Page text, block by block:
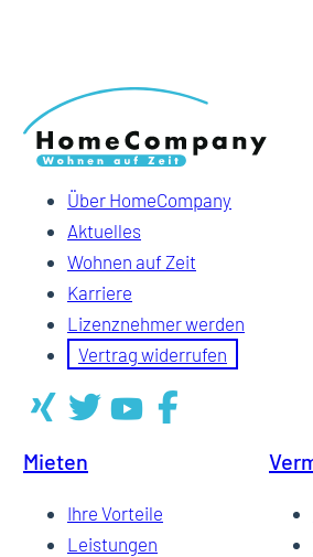
Über HomeCompany
Aktuelles
Wohnen auf Zeit
Karriere
Lizenznehmer werden
Vertrag widerrufen
Mieten
Ihre Vorteile
Leistungen